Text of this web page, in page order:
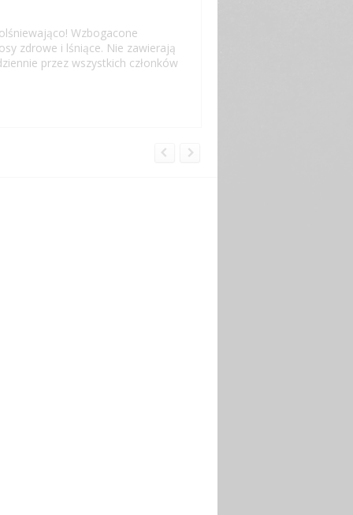
Wzbogacone
zdrowe i lśniące. Nie zawierają
przez wszystkich członków